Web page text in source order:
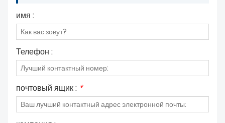
имя :
Телефон :
почтовый ящик : *